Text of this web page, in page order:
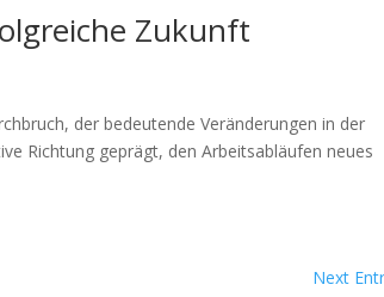
Zukunft
der bedeutende Veränderungen in der
Richtung geprägt, den Arbeitsabläufen neues
Next